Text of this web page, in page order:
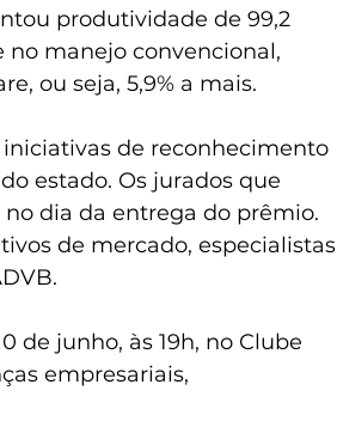
produtividade de 99,2
no manejo convencional,
ou seja, 5,9% a mais.
de reconhecimento
estado. Os jurados que
dia da entrega do prêmio.
de mercado, especialistas
de junho, às 19h, no Clube
empresariais,